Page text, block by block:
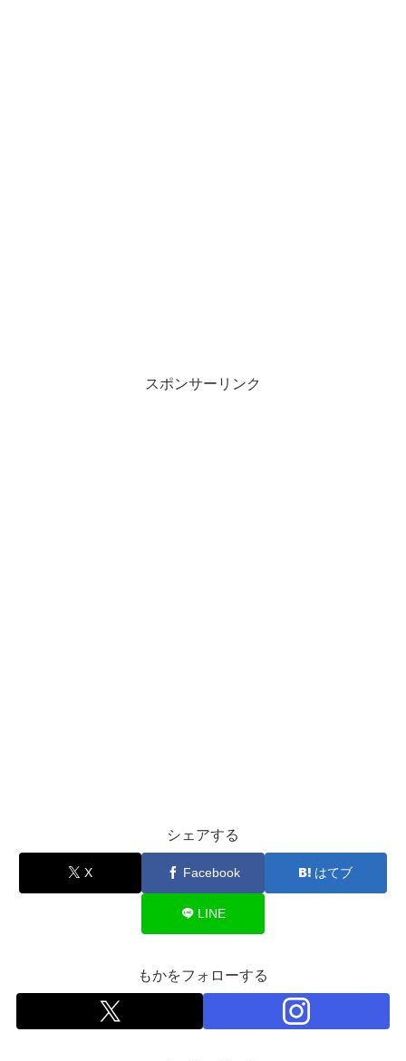
スポンサーリンク
シェアする
X Facebook はてブ
LINE
もかをフォローする